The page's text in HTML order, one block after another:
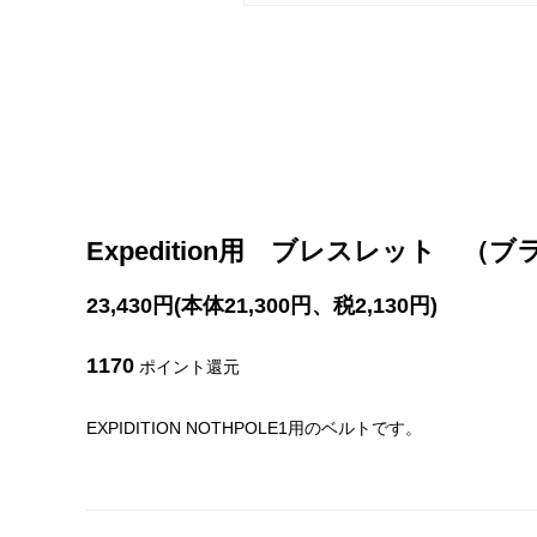
Expedition用 ブレスレット （ブラ
23,430円(本体21,300円、税2,130円)
1170 ポイント還元
EXPIDITION NOTHPOLE1用のベルトです。